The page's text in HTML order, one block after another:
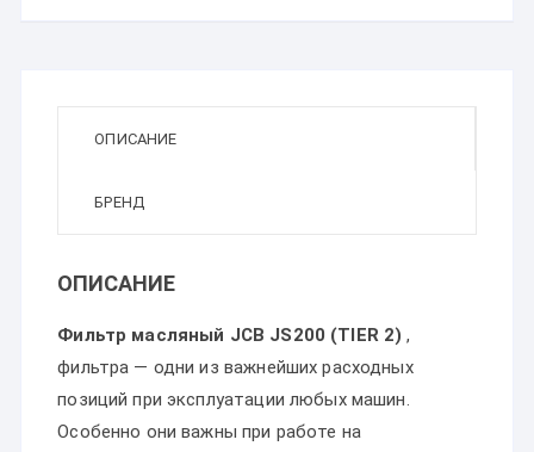
ОПИСАНИЕ
БРЕНД
ОПИСАНИЕ
Фильтр масляный JCB JS200 (TIER 2) ,
фильтра — одни из важнейших расходных
позиций при эксплуатации любых машин.
Особенно они важны при работе на